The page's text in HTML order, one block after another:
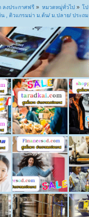
ลงประกาศฟรี » หมวดหมู่ทั่วไป » โ
, ติวแกรมม่า ม.ต้น/ ม.ปลาย/ ประถ